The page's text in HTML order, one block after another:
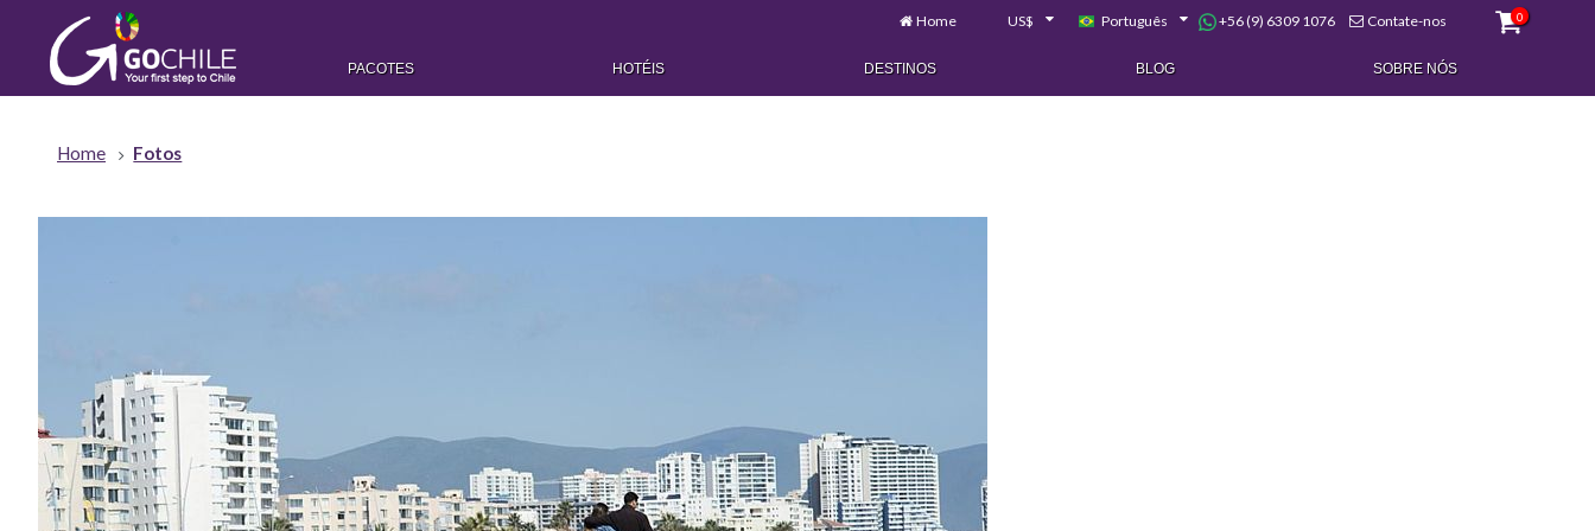
Home US$ Português +56 (9) 6309 1076 Contate-nos 0
PACOTES HOTÉIS DESTINOS BLOG SOBRE NÓS
Home Fotos